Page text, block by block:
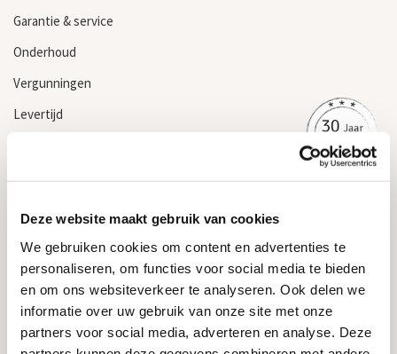
Deze website maakt gebruik van cookies
We gebruiken cookies om content en advertenties te
personaliseren, om functies voor social media te bieden
en om ons websiteverkeer te analyseren. Ook delen we
informatie over uw gebruik van onze site met onze
partners voor social media, adverteren en analyse. Deze
Garantie & service
Onderhoud
Vergunningen
Levertijd
Informatie
Algemene voorwaarden
Privacyverklaring & cookiebeleid
Garantievoorwaarden
Informatie over grafstenen